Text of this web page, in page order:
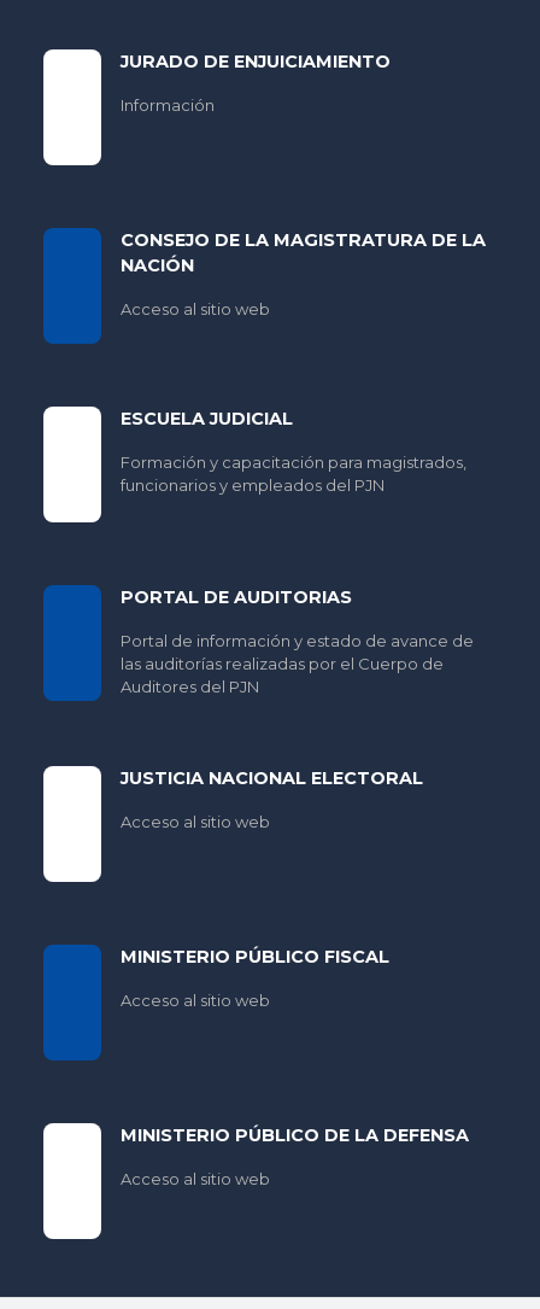
JURADO DE ENJUICIAMIENTO
Información
CONSEJO DE LA MAGISTRATURA DE LA
NACIÓN
Acceso al sitio web
ESCUELA JUDICIAL
Formación y capacitación para magistrados,
funcionarios y empleados del PJN
PORTAL DE AUDITORIAS
Portal de información y estado de avance de
las auditorías realizadas por el Cuerpo de
Auditores del PJN
JUSTICIA NACIONAL ELECTORAL
Acceso al sitio web
MINISTERIO PÚBLICO FISCAL
Acceso al sitio web
MINISTERIO PÚBLICO DE LA DEFENSA
Acceso al sitio web